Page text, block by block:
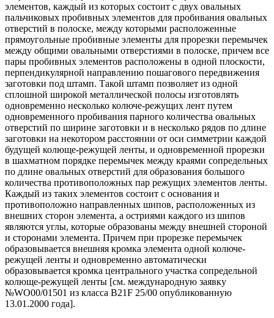
элементов, каждый из которых состоит с двух овальных
пальчиковых пробивных элементов для пробивания овальных
отверстий в полоске, между которыми расположенные
прямоугольные пробивные элементы для прорезки перемычек
между общими овальными отверстиями в полоске, причем все
пары пробивных элементов расположены в одной плоскости,
перпендикулярной направлению пошагового передвижения
заготовки под штамп. Такой штамп позволяет из одной
сплошной широкой металлической полосы изготовлять
одновременно несколько колюче-режущих лент путем
одновременного пробивания парного количества овальных
отверстий по ширине заготовки и в несколько рядов по длине
заготовки на некотором расстоянии от оси симметрии каждой
будущей колюще-режущей ленты, и одновременной прорезки
в шахматном порядке перемычек между краями сопредельных
по длине овальных отверстий для образования большого
количества противоположных пар режущих элементов ленты.
Каждый из таких элементов состоит с основания и
противоположно направленных шипов, расположенных из
внешних сторон элемента, а остриями каждого из шипов
являются углы, которые образованы между внешней стороной
и сторонами элемента. Причем при прорезке перемычек
образовывается внешняя кромка элемента одной колюче-
режущей ленты и одновременно автоматически
образовывается кромка центрального участка сопредельной
колюще-режущей ленты [см. международную заявку
№WO00/01501 из класса В21F 25/00 опубликованную
13.01.2000 года].